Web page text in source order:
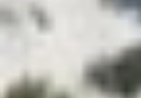
οθονών επαυξημένης
eXternal Vision System
. Σύμφωνα
σύστημα αυτό μειώνει τον ήχο που
επίπεδο παρόμοιο με μακρινό
πόρτας αυτοκινήτου σε απόσταση
Νέα εποχή